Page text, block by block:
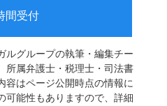
間受付
ルグループの執筆・編集チー
所属弁護士・税理士・司法書
容はページ公開時点の情報に
可能性もありますので、詳細